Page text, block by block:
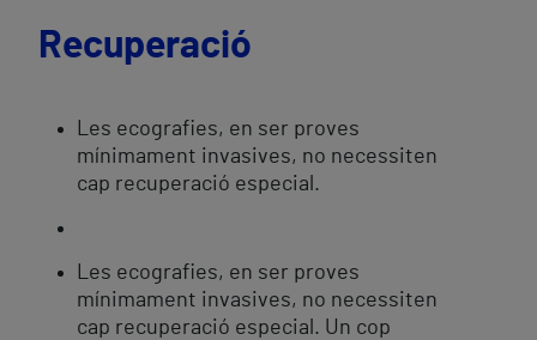
Recuperació
Les ecografies, en ser proves
mínimament invasives, no necessiten
cap recuperació especial.
Les ecografies, en ser proves
mínimament invasives, no necessiten
cap recuperació especial. Un cop